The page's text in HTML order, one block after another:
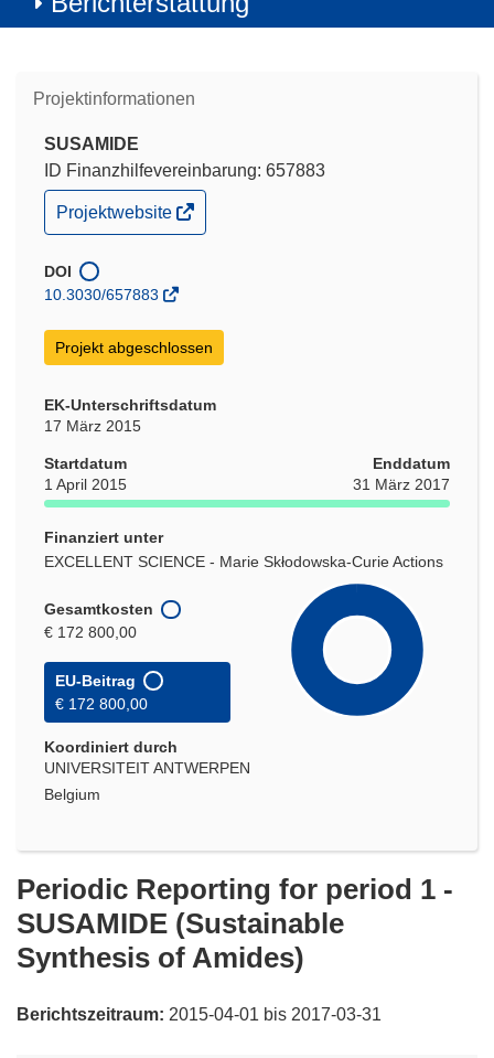
Projektinformationen
SUSAMIDE
ID Finanzhilfevereinbarung: 657883
(öffnet
in
Fenster)
Projektwebsite
DOI
10.3030/657883
Projekt abgeschlossen
EK-Unterschriftsdatum
17 März 2015
Startdatum
1 April 2015
Enddatum
31 März 2017
Finanziert unter
EXCELLENT SCIENCE - Marie Skłodowska-Curie Actions
Gesamtkosten
€ 172 800,00
EU-Beitrag
€ 172 800,00
Koordiniert durch
UNIVERSITEIT ANTWERPEN
Belgium
Periodic Reporting for period 1 -
SUSAMIDE (Sustainable
Synthesis of Amides)
Berichtszeitraum: 2015-04-01 bis 2017-03-31